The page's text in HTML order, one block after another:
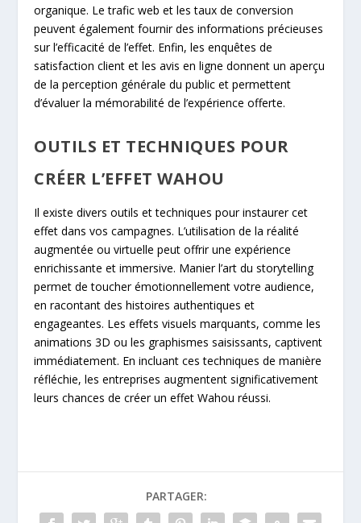
organique. Le trafic web et les taux de conversion
peuvent également fournir des informations précieuses
sur l’efficacité de l’effet. Enfin, les enquêtes de
satisfaction client et les avis en ligne donnent un aperçu
de la perception générale du public et permettent
d’évaluer la mémorabilité de l’expérience offerte.
OUTILS ET TECHNIQUES POUR
CRÉER L’EFFET WAHOU
Il existe divers outils et techniques pour instaurer cet
effet dans vos campagnes. L’utilisation de la réalité
augmentée ou virtuelle peut offrir une expérience
enrichissante et immersive. Manier l’art du storytelling
permet de toucher émotionnellement votre audience,
en racontant des histoires authentiques et
engageantes. Les effets visuels marquants, comme les
animations 3D ou les graphismes saisissants, captivent
immédiatement. En incluant ces techniques de manière
réfléchie, les entreprises augmentent significativement
leurs chances de créer un effet Wahou réussi.
PARTAGER: